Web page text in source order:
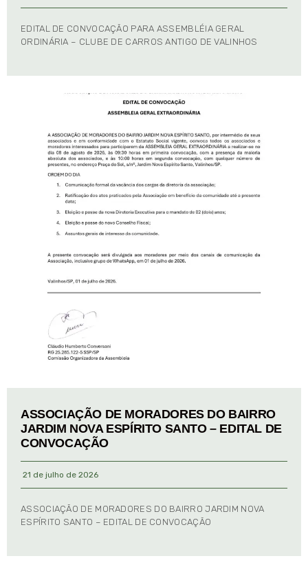
EDITAL DE CONVOCAÇÃO PARA ASSEMBLÉIA GERAL
ORDINÁRIA – CLUBE DE CARROS ANTIGO DE VALINHOS
ASSOCIAÇÃO DE MORADORES DO BAIRRO
JARDIM NOVA ESPÍRITO SANTO – EDITAL DE
CONVOCAÇÃO
21 de julho de 2026
ASSOCIAÇÃO DE MORADORES DO BAIRRO JARDIM NOVA
ESPÍRITO SANTO – EDITAL DE CONVOCAÇÃO